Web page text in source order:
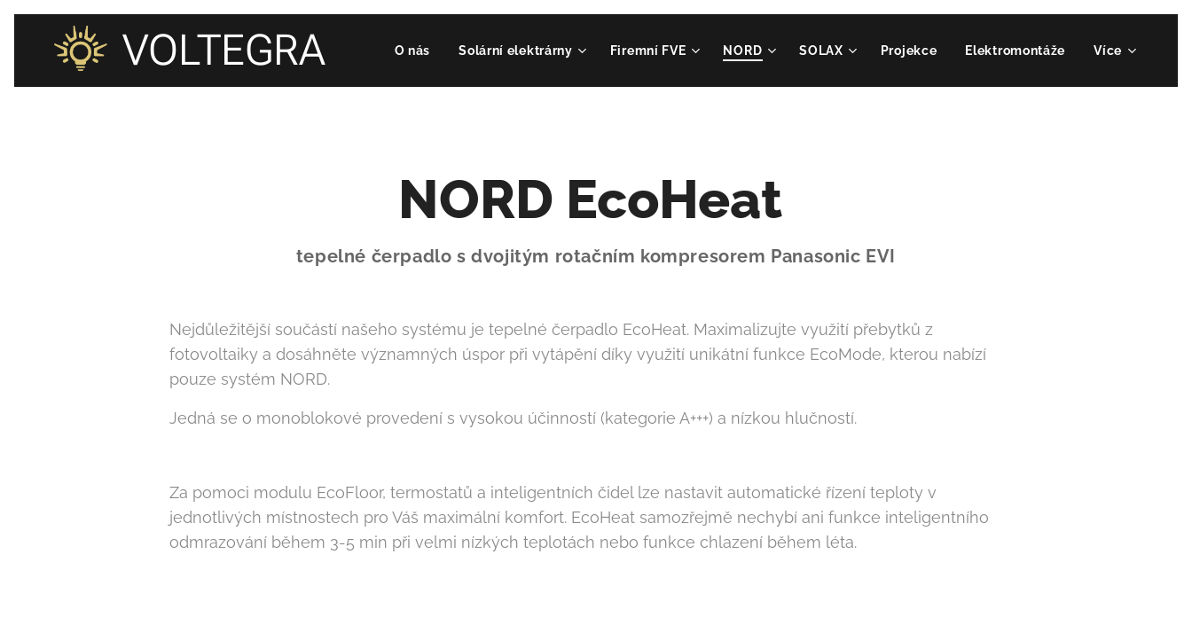
VOLTEGRA O nás Solární elektrárny Firemní FVE NORD SOLAX Projekce Elektromontáže Více
NORD EcoHeat
tepelné čerpadlo s dvojitým rotačním kompresorem Panasonic EVI
Nejdůležitější součástí našeho systému je tepelné čerpadlo EcoHeat. Maximalizujte využití přebytků z
fotovoltaiky a dosáhněte významných úspor při vytápění díky využití unikátní funkce EcoMode, kterou nabízí
pouze systém NORD.
Jedná se o monoblokové provedení s vysokou účinností (kategorie A+++) a nízkou hlučností.
Za pomoci modulu EcoFloor, termostatů a inteligentních čidel lze nastavit automatické řízení teploty v
jednotlivých místnostech pro Váš maximální komfort. EcoHeat samozřejmě nechybí ani funkce inteligentního
odmrazování během 3-5 min při velmi nízkých teplotách nebo funkce chlazení během léta.